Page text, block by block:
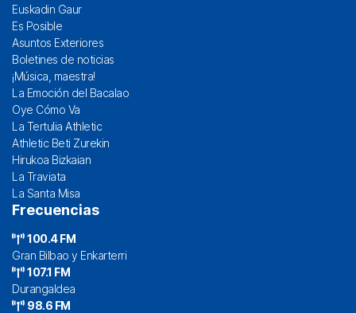
Euskadin Gaur
Es Posible
Asuntos Exteriores
Boletines de noticias
¡Música, maestra!
La Emoción del Bacalao
Oye Cómo Va
La Tertulia Athletic
Athletic Beti Zurekin
Hirukoa Bizkaian
La Traviata
La Santa Misa
Frecuencias
100.4 FM
Gran Bilbao y Enkarterri
107.1 FM
Durangaldea
98.6 FM